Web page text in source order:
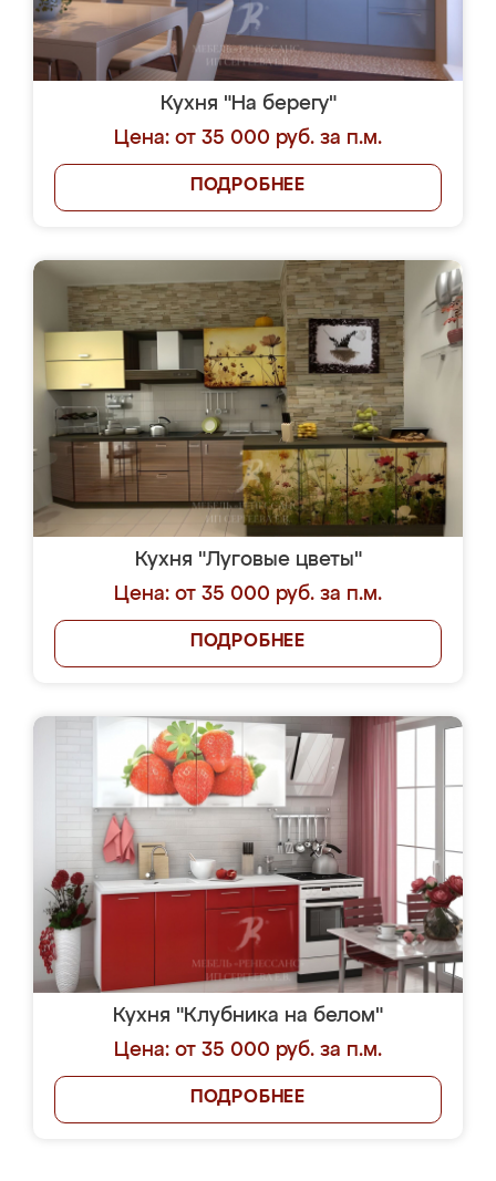
Кухня "На берегу"
Цена: от 35 000 руб. за п.м.
ПОДРОБНЕЕ
Кухня "Луговые цветы"
Цена: от 35 000 руб. за п.м.
ПОДРОБНЕЕ
Кухня "Клубника на белом"
Цена: от 35 000 руб. за п.м.
ПОДРОБНЕЕ